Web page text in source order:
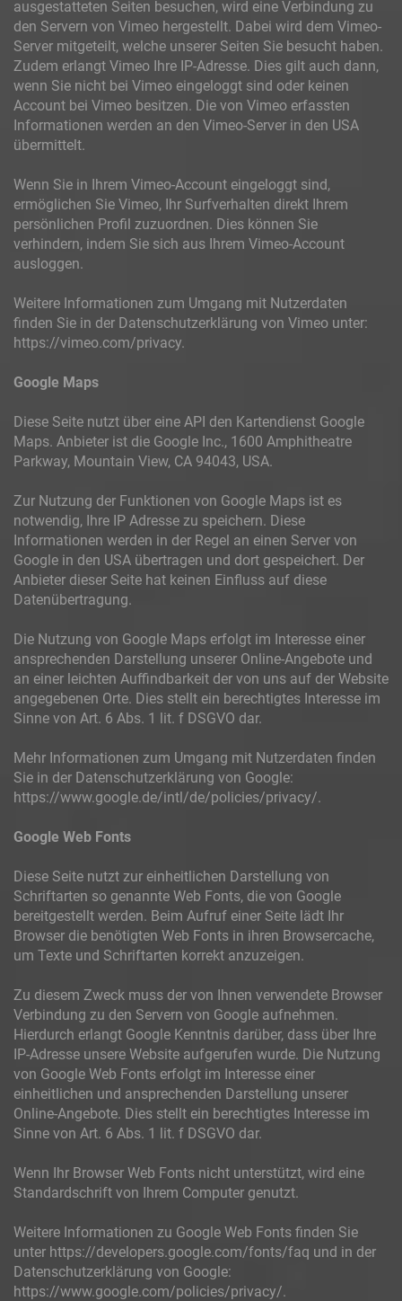
ausgestatteten Seiten besuchen, wird eine Verbindung zu
den Servern von Vimeo hergestellt. Dabei wird dem Vimeo-
Server mitgeteilt, welche unserer Seiten Sie besucht haben.
Zudem erlangt Vimeo Ihre IP-Adresse. Dies gilt auch dann,
wenn Sie nicht bei Vimeo eingeloggt sind oder keinen
Account bei Vimeo besitzen. Die von Vimeo erfassten
Informationen werden an den Vimeo-Server in den USA
übermittelt.
Wenn Sie in Ihrem Vimeo-Account eingeloggt sind,
ermöglichen Sie Vimeo, Ihr Surfverhalten direkt Ihrem
persönlichen Profil zuzuordnen. Dies können Sie
verhindern, indem Sie sich aus Ihrem Vimeo-Account
ausloggen.
Weitere Informationen zum Umgang mit Nutzerdaten
finden Sie in der Datenschutzerklärung von Vimeo unter:
https://vimeo.com/privacy.
Google Maps
Diese Seite nutzt über eine API den Kartendienst Google
Maps. Anbieter ist die Google Inc., 1600 Amphitheatre
Parkway, Mountain View, CA 94043, USA.
Zur Nutzung der Funktionen von Google Maps ist es
notwendig, Ihre IP Adresse zu speichern. Diese
Informationen werden in der Regel an einen Server von
Google in den USA übertragen und dort gespeichert. Der
Anbieter dieser Seite hat keinen Einfluss auf diese
Datenübertragung.
Die Nutzung von Google Maps erfolgt im Interesse einer
ansprechenden Darstellung unserer Online-Angebote und
an einer leichten Auffindbarkeit der von uns auf der Website
angegebenen Orte. Dies stellt ein berechtigtes Interesse im
Sinne von Art. 6 Abs. 1 lit. f DSGVO dar.
Mehr Informationen zum Umgang mit Nutzerdaten finden
Sie in der Datenschutzerklärung von Google:
https://www.google.de/intl/de/policies/privacy/.
Google Web Fonts
Diese Seite nutzt zur einheitlichen Darstellung von
Schriftarten so genannte Web Fonts, die von Google
bereitgestellt werden. Beim Aufruf einer Seite lädt Ihr
Browser die benötigten Web Fonts in ihren Browsercache,
um Texte und Schriftarten korrekt anzuzeigen.
Zu diesem Zweck muss der von Ihnen verwendete Browser
Verbindung zu den Servern von Google aufnehmen.
Hierdurch erlangt Google Kenntnis darüber, dass über Ihre
IP-Adresse unsere Website aufgerufen wurde. Die Nutzung
von Google Web Fonts erfolgt im Interesse einer
einheitlichen und ansprechenden Darstellung unserer
Online-Angebote. Dies stellt ein berechtigtes Interesse im
Sinne von Art. 6 Abs. 1 lit. f DSGVO dar.
Wenn Ihr Browser Web Fonts nicht unterstützt, wird eine
Standardschrift von Ihrem Computer genutzt.
Weitere Informationen zu Google Web Fonts finden Sie
unter https://developers.google.com/fonts/faq und in der
Datenschutzerklärung von Google:
https://www.google.com/policies/privacy/.